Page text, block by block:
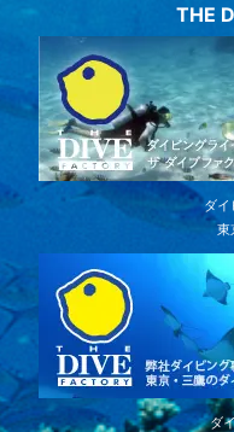
THE
ダイ
東
ダ